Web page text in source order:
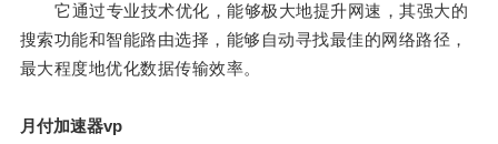
它通过专业技术优化，能够极大地提升网速，其强大的
搜索功能和智能路由选择，能够自动寻找最佳的网络路径，
最大程度地优化数据传输效率。
月付加速器vp